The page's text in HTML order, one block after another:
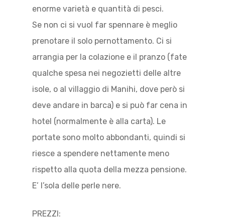
enorme varietà e quantità di pesci.
Se non ci si vuol far spennare è meglio
prenotare il solo pernottamento. Ci si
arrangia per la colazione e il pranzo (fate
qualche spesa nei negozietti delle altre
isole, o al villaggio di Manihi, dove però si
deve andare in barca) e si può far cena in
hotel (normalmente è alla carta). Le
portate sono molto abbondanti, quindi si
riesce a spendere nettamente meno
rispetto alla quota della mezza pensione.
E’ l’sola delle perle nere.
PREZZI: